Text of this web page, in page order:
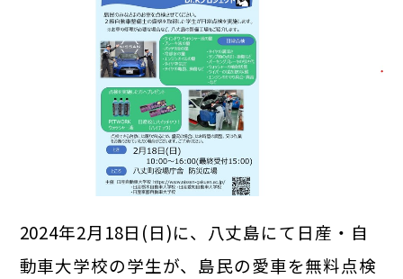
2024年2月18日(日)に、八丈島にて日産・自
動車大学校の学生が、島民の愛車を無料点検